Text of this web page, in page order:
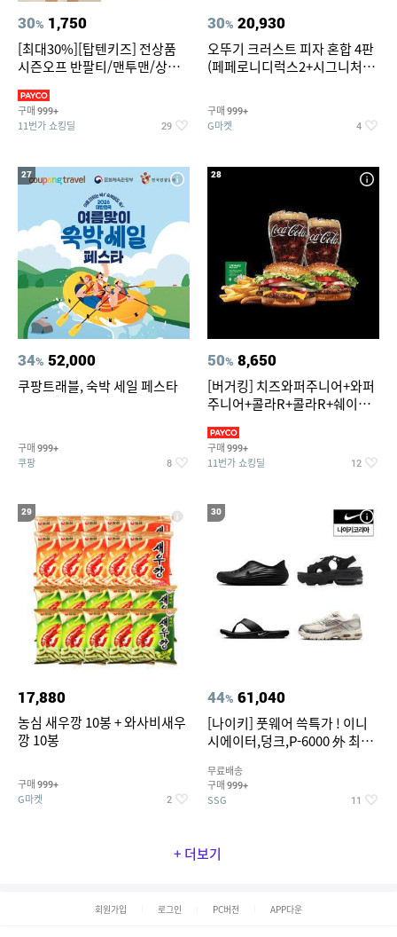
30% 1,750
[최대30%][탑텐키즈] 전상품
시즌오프 반팔티/맨투맨/상하
구매 999+
11번가 쇼킹딜 29
30% 20,930
오뚜기 크러스트 피자 혼합 4판
(페페로니디럭스2+시그니처익
구매 999+
G마켓 4
27
34% 52,000
쿠팡트래블, 숙박 세일 페스타
구매 999+
쿠팡 8
28
50% 8,650
[버거킹] 치즈와퍼주니어+와퍼
주니어+콜라R+콜라R+쉐이킹
구매 999+
11번가 쇼킹딜 12
29
17,880
농심 새우깡 10봉 + 와사비새우
깡 10봉
구매 999+
G마켓 2
30
44% 61,040
[나이키] 풋웨어 쓱특가 ! 이니
시에이터,덩크,P-6000 外 최대
무료배송
구매 999+
SSG 11
+ 더보기
회원가입 로그인 PC버전 APP다운